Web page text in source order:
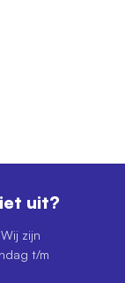
uit?
zijn
t/m